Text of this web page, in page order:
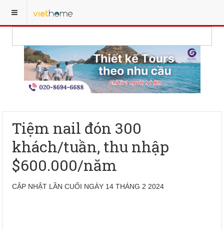
Tiệm nail đón 300
khách/tuần, thu nhập
$600.000/năm
CẬP NHẬT LẦN CUỐI NGÀY 14 THÁNG 2 2024